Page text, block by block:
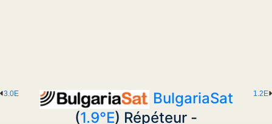
1.2E
3.0E
BulgariaSat
(1.9°E) Répéteur -